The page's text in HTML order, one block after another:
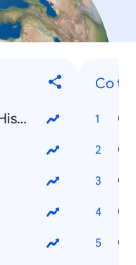
Dahmer – Potwór: Historia Jeffreya Dahmera
Co to